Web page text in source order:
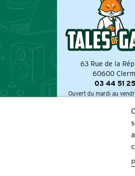
63 Rue de la
60600
03 44 51
Ouvert du mardi au
Le samedi de 9h à 13h et